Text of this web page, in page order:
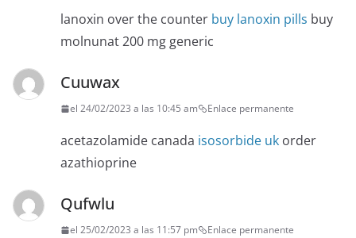
lanoxin over the counter buy lanoxin pills buy
molnunat 200 mg generic
Cuuwax
el 24/02/2023 a las 10:45 am Enlace permanente
acetazolamide canada isosorbide uk order
azathioprine
Qufwlu
el 25/02/2023 a las 11:57 pm Enlace permanente